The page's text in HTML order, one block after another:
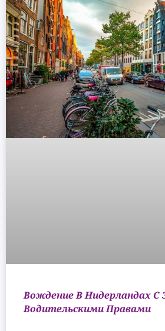
Вождение В Нидерландах
Водительскими Правами